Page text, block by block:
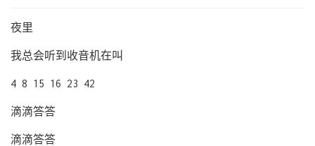
夜里
我总会听到收音机在叫
4 8 15 16 23 42
滴滴答答
滴滴答答